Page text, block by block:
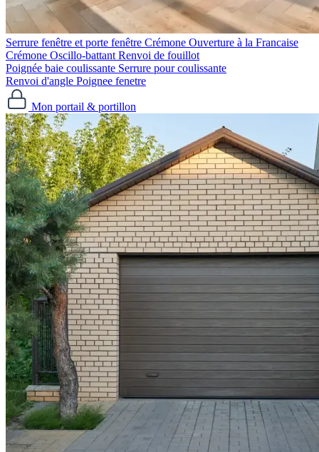
Serrure fenêtre et porte fenêtre Crémone Ouverture à la Francaise
Crémone Oscillo-battant Renvoi de fouillot
Poignée baie coulissante Serrure pour coulissante
Renvoi d'angle Poignee fenetre
Mon portail & portillon